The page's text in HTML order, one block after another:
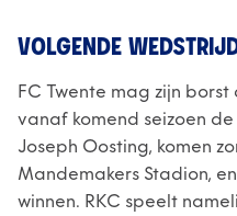
VOLGENDE
FC Twente mag zijn borst
vanaf komend seizoen
Joseph Oosting, komen
Mandemakers Stadion,
winnen. RKC speelt